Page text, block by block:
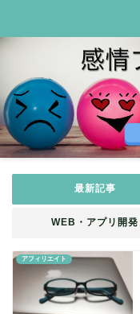
最新記事
WEB・アプリ開発
アフィリエイト